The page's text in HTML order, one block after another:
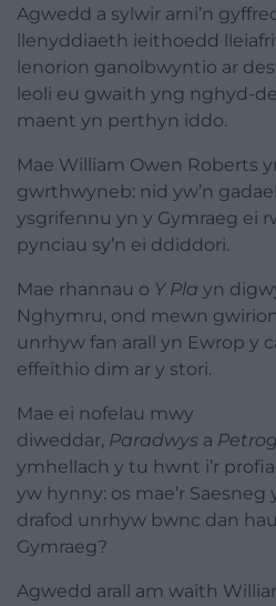
Agwedd a sylwir arni’n
llenyddiaeth ieithoedd
lenorion ganolbwyntio ar
leoli eu gwaith yng nghyd-
maent yn perthyn iddo.
Mae William Owen Roberts
gwrthwyneb: nid yw’n gadael
ysgrifennu yn y Gymraeg ei
pynciau sy’n ei ddiddori.
Mae rhannau o Y Pla yn
Nghymru, ond mewn
unrhyw fan arall yn Ewrop y
effeithio dim ar y stori.
Mae ei nofelau mwy
diweddar, Paradwys a
ymhellach y tu hwnt i’r
yw hynny: os mae’r
drafod unrhyw bwnc dan
Gymraeg?
Agwedd arall am waith